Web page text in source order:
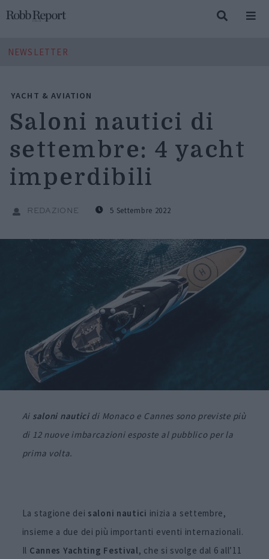
NEWSLETTER
YACHT & AVIATION
Saloni nautici di
settembre: 4 yacht
imperdibili
REDAZIONE 5 Settembre 2022
Ai saloni nauticidi Monaco e Cannes sono previste più
di 12 nuove imbarcazioni esposte al pubblico per la
prima volta.
La stagione dei saloni nautici inizia a settembre,
insieme a due dei più importanti eventi internazionali.
Il Cannes Yachting Festival, che si svolge dal 6 all’11